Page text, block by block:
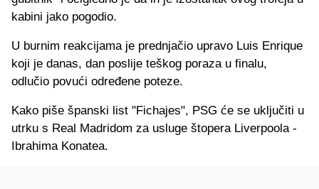
kabini jako pogodio.
U burnim reakcijama je prednjačio upravo Luis Enrique
koji je danas, dan poslije teškog poraza u finalu,
odlučio povući određene poteze.
Kako piše španski list "Fichajes", PSG će se uključiti u
utrku s Real Madridom za usluge štopera Liverpoola -
Ibrahima Konatea.